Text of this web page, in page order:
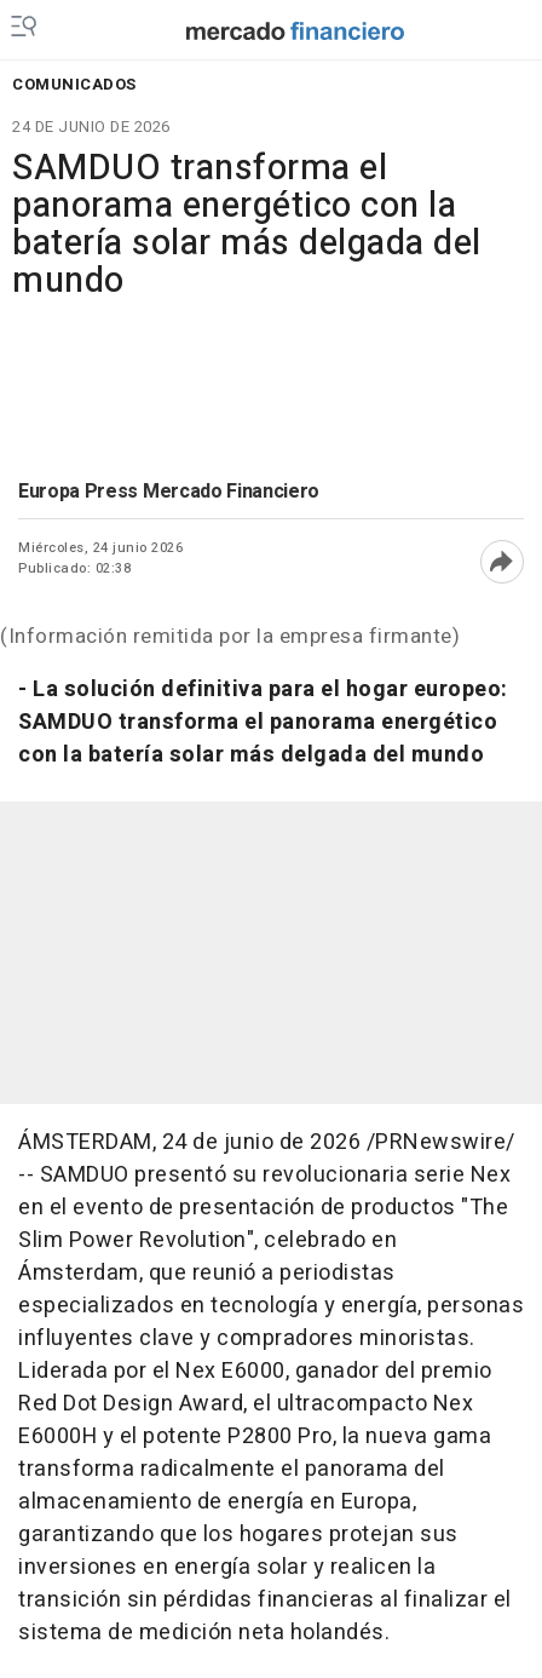
COMUNICADOS
24 DE JUNIO DE 2026
SAMDUO transforma el
panorama energético con la
batería solar más delgada del
mundo
Europa Press Mercado Financiero
Miércoles, 24 junio 2026
Publicado: 02:38
(Información remitida por la empresa firmante)
- La solución definitiva para el hogar europeo:
SAMDUO transforma el panorama energético
con la batería solar más delgada del mundo
ÁMSTERDAM, 24 de junio de 2026 /PRNewswire/
-- SAMDUO presentó su revolucionaria serie Nex
en el evento de presentación de productos "The
Slim Power Revolution", celebrado en
Ámsterdam, que reunió a periodistas
especializados en tecnología y energía, personas
influyentes clave y compradores minoristas.
Liderada por el Nex E6000, ganador del premio
Red Dot Design Award, el ultracompacto Nex
E6000H y el potente P2800 Pro, la nueva gama
transforma radicalmente el panorama del
almacenamiento de energía en Europa,
garantizando que los hogares protejan sus
inversiones en energía solar y realicen la
transición sin pérdidas financieras al finalizar el
sistema de medición neta holandés.